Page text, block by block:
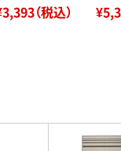
（税込）